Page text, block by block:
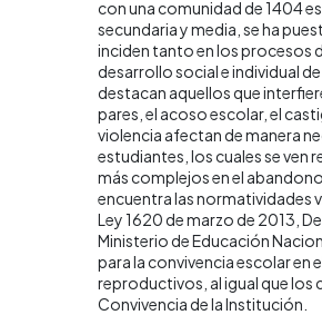
con una comunidad de 1404
secundaria y media, se ha
inciden tanto en los procesos
desarrollo social e individual
destacan aquellos que
pares, el acoso escolar, el
violencia afectan de manera
estudiantes, los cuales se ven
más complejos en el
encuentra las normatividades
Ley 1620 de marzo de 2013,
Ministerio de Educación
para la convivencia escolar en
reproductivos, al igual que los
Convivencia de la Institución.